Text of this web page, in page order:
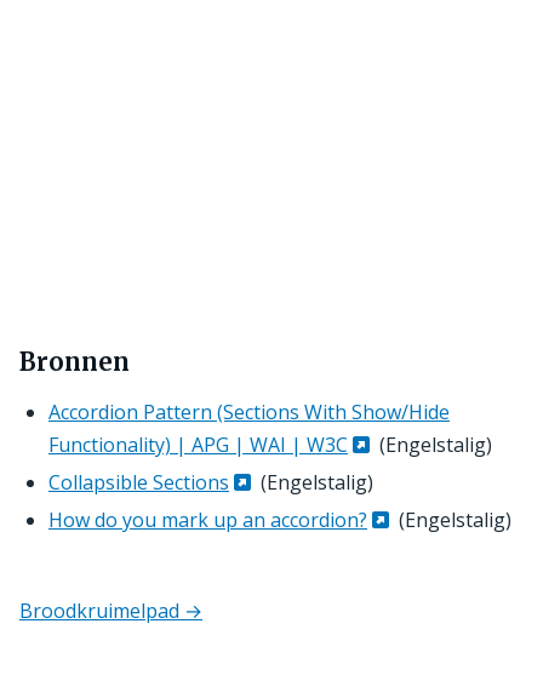
Bronnen
Accordion Pattern (Sections With Show/Hide
Functionality) | APG | WAI | W3C
(Engelstalig)
Collapsible Sections
(Engelstalig)
How do you mark up an accordion?
(Engelstalig)
Broodkruimelpad →